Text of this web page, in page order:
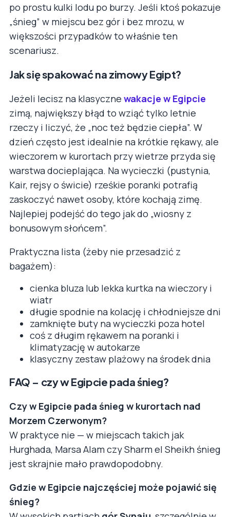
po prostu kulki lodu po burzy. Jeśli ktoś pokazuje
„śnieg” w miejscu bez gór i bez mrozu, w
większości przypadków to właśnie ten
scenariusz.
Jak się spakować na zimowy Egipt?
Jeżeli lecisz na klasyczne wakacje w Egipcie
zimą, największy błąd to wziąć tylko letnie
rzeczy i liczyć, że „noc też będzie ciepła”. W
dzień często jest idealnie na krótkie rękawy, ale
wieczorem w kurortach przy wietrze przyda się
warstwa docieplająca. Na wycieczki (pustynia,
Kair, rejsy o świcie) rześkie poranki potrafią
zaskoczyć nawet osoby, które kochają zimę.
Najlepiej podejść do tego jak do „wiosny z
bonusowym słońcem”.
Praktyczna lista (żeby nie przesadzić z
bagażem):
cienka bluza lub lekka kurtka na wieczory i
wiatr
długie spodnie na kolację i chłodniejsze dni
zamknięte buty na wycieczki poza hotel
coś z długim rękawem na poranki i
klimatyzację w autokarze
klasyczny zestaw plażowy na środek dnia
FAQ – czy w Egipcie pada śnieg?
Czy w Egipcie pada śnieg w kurortach nad
Morzem Czerwonym?
W praktyce nie — w miejscach takich jak
Hurghada, Marsa Alam czy Sharm el Sheikh śnieg
jest skrajnie mało prawdopodobny.
Gdzie w Egipcie najczęściej może pojawić się
śnieg?